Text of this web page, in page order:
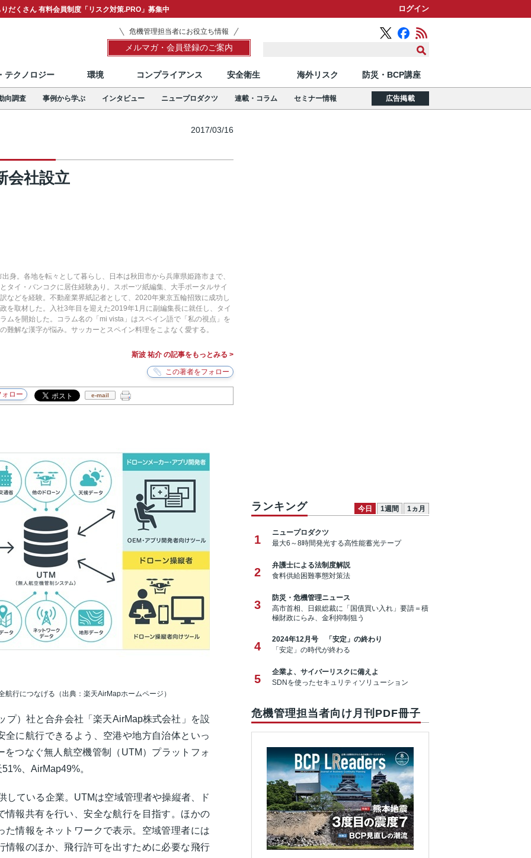
だくさん 有料会員制度「リスク対策.PRO」募集中 ログイン
危機管理担当者にお役立ち情報
メルマガ・会員登録のご案内
テクノロジー 環境 コンプライアンス 安全衛生 海外リスク 防災・BCP講座
向調査 事例から学ぶ インタビュー ニュープロダクツ 連載・コラム セミナー情報 広告掲載
2017/03/16
会社設立
身。各地を転々として暮らし、日本は秋田市から兵庫県姫路市まで、
タイ・バンコクに居住経験あり。スポーツ紙編集、大手ポータルサイ
などを経験。不動産業界紙記者として、2020年東京五輪招致に成功し
を取材した。入社3年目を迎えた2019年1月に副編集長に就任し、タイ
ムを開始した。コラム名の「mi vista」はスペイン語で「私の視点」を
難解な漢字が悩み。サッカーとスペイン料理をこよなく愛する。
斯波 祐介 の記事をもっとみる >
e-mail
行につなげる（出典：楽天AirMapホームページ）
プ）社と合弁会社「楽天AirMap株式会社」を設
全に航行できるよう、空港や地方自治体といっ
つなぐ無人航空機管制（UTM）プラットフォ
、AirMap49%。
している企業。UTMは空域管理者や操縦者、ド
情報共有を行い、安全な航行を目指す。ほかの
た情報をネットワークで表示。空域管理者には
情報のほか、飛行許可を出すために必要な飛行
ランキング 今日 1週間 1ヵ月
1
ニュープロダクツ
最大6～8時間発光する高性能蓄光テープ
2
弁護士による法制度解説
食料供給困難事態対策法
3
防災・危機管理ニュース
高市首相、日銀総裁に「国債買い入れ」要請＝積
極財政にらみ、金利抑制狙う
4
2024年12月号 「安定」の終わり
「安定」の時代が終わる
5
企業よ、サイバーリスクに備えよ
SDNを使ったセキュリティソリューション
危機管理担当者向け月刊PDF冊子